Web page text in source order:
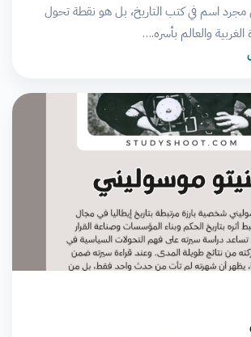
اسم في كتب التاريخ، بل هو نقطة تحول
والعالم بأسره.…